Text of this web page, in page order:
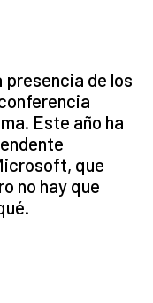
presencia de los
Este año ha
que
no hay que